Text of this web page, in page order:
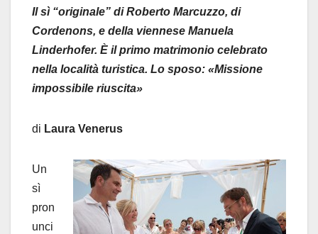
Il sì “originale” di Roberto Marcuzzo, di
Cordenons, e della viennese Manuela
Linderhofer. È il primo matrimonio celebrato
nella località turistica. Lo sposo: «Missione
impossibile riuscita»
di Laura Venerus
Un
sì
pron
unci